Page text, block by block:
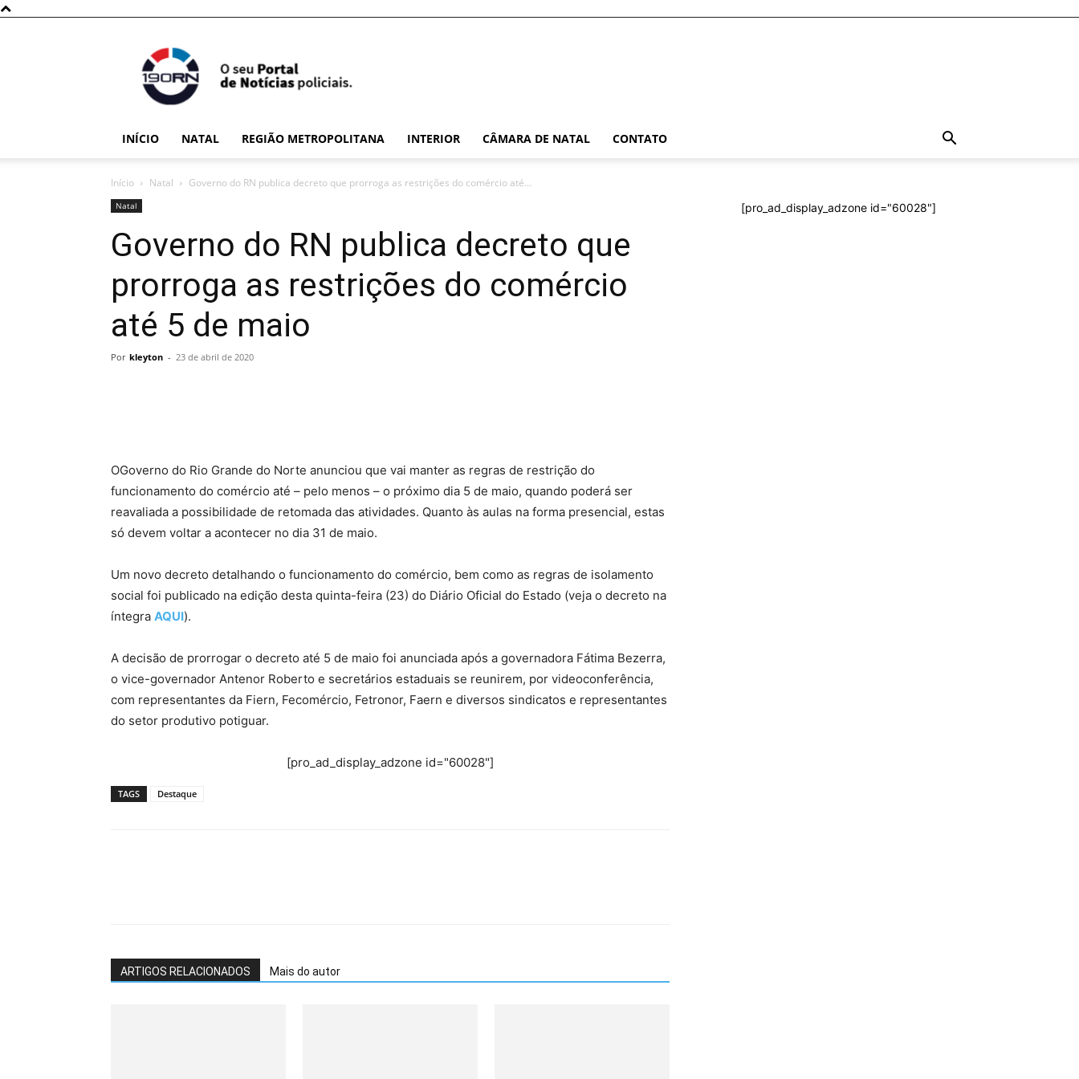
INÍCIO NATAL REGIÃO METROPOLITANA INTERIOR CÂMARA DE NATAL CONTATO
Início Natal Governo do RN publica decreto que prorroga as restrições do comércio até...
Natal
Governo do RN publica decreto que
prorroga as restrições do comércio
até 5 de maio
Por kleyton - 23 de abril de 2020
OGoverno do Rio Grande do Norte anunciou que vai manter as regras de restrição do
funcionamento do comércio até – pelo menos – o próximo dia 5 de maio, quando poderá ser
reavaliada a possibilidade de retomada das atividades. Quanto às aulas na forma presencial, estas
só devem voltar a acontecer no dia 31 de maio.
Um novo decreto detalhando o funcionamento do comércio, bem como as regras de isolamento
social foi publicado na edição desta quinta-feira (23) do Diário Oficial do Estado (veja o decreto na
íntegra AQUI).
A decisão de prorrogar o decreto até 5 de maio foi anunciada após a governadora Fátima Bezerra,
o vice-governador Antenor Roberto e secretários estaduais se reunirem, por videoconferência,
com representantes da Fiern, Fecomércio, Fetronor, Faern e diversos sindicatos e representantes
do setor produtivo potiguar.
[pro_ad_display_adzone id="60028"]
TAGS Destaque
ARTIGOS RELACIONADOS Mais do autor
[pro_ad_display_adzone id="60028"]